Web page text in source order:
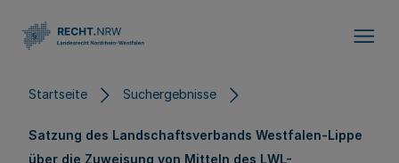
Startseite Suchergebnisse
Satzung des Landschaftsverbands Westfalen-Lippe
über die Zuweisung von Mitteln des LWL-